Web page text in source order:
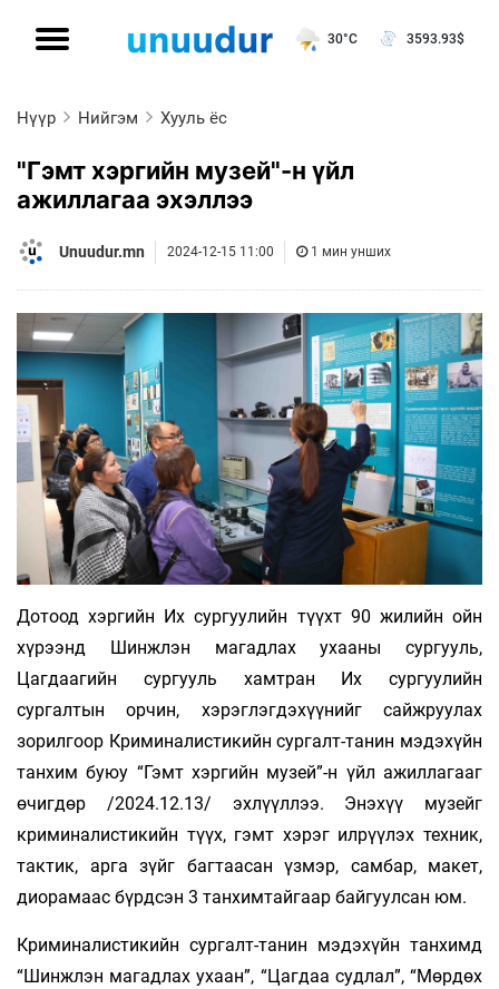
30°C 3593.93$
Нүүр Нийгэм Хууль ёс
"Гэмт хэргийн музей"-н үйл
ажиллагаа эхэллээ
Unuudur.mn 2024-12-15 11:00 1 мин унших
Дотоод хэргийн Их сургуулийн түүхт 90 жилийн ойн
хүрээнд Шинжлэн магадлах ухааны сургууль,
Цагдаагийн сургууль хамтран Их сургуулийн
сургалтын орчин, хэрэглэгдэхүүнийг сайжруулах
зорилгоор Криминалистикийн сургалт-танин мэдэхүйн
танхим буюу “Гэмт хэргийн музей”-н үйл ажиллагааг
өчигдөр /2024.12.13/ эхлүүллээ. Энэхүү музейг
криминалистикийн түүх, гэмт хэрэг илрүүлэх техник,
тактик, арга зүйг багтаасан үзмэр, самбар, макет,
диорамаас бүрдсэн 3 танхимтайгаар байгуулсан юм.
Криминалистикийн сургалт-танин мэдэхүйн танхимд
“Шинжлэн магадлах ухаан”, “Цагдаа судлал”, “Мөрдөх